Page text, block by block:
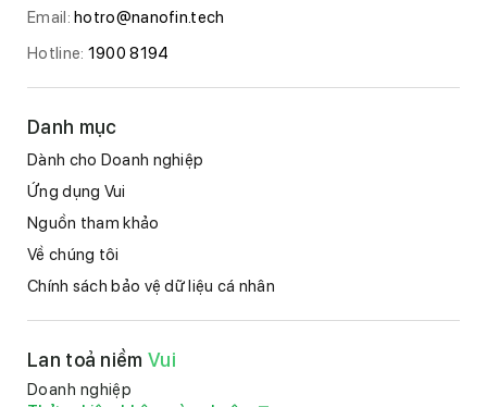
Email: hotro@nanofin.tech
Hotline: 1900 8194
Danh mục
Dành cho Doanh nghiệp
Ứng dụng Vui
Nguồn tham khảo
Về chúng tôi
Chính sách bảo vệ dữ liệu cá nhân
Lan toả niềm Vui
Doanh nghiệp